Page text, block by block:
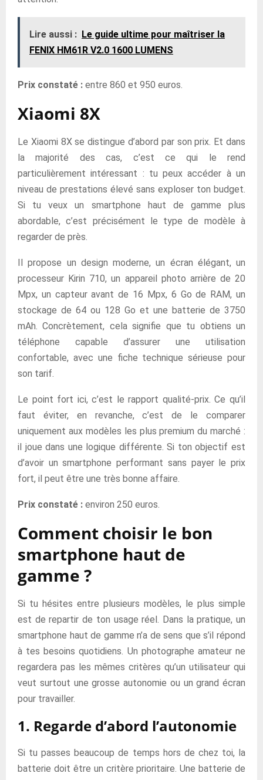
Lire aussi : Le guide ultime pour maîtriser la
FENIX HM61R V2.0 1600 LUMENS
Prix constaté : entre 860 et 950 euros.
Xiaomi 8X
Le Xiaomi 8X se distingue d’abord par son prix. Et dans
la majorité des cas, c’est ce qui le rend
particulièrement intéressant : tu peux accéder à un
niveau de prestations élevé sans exploser ton budget.
Si tu veux un smartphone haut de gamme plus
abordable, c’est précisément le type de modèle à
regarder de près.
Il propose un design moderne, un écran élégant, un
processeur Kirin 710, un appareil photo arrière de 20
Mpx, un capteur avant de 16 Mpx, 6 Go de RAM, un
stockage de 64 ou 128 Go et une batterie de 3750
mAh. Concrètement, cela signifie que tu obtiens un
téléphone capable d’assurer une utilisation
confortable, avec une fiche technique sérieuse pour
son tarif.
Le point fort ici, c’est le rapport qualité-prix. Ce qu’il
faut éviter, en revanche, c’est de le comparer
uniquement aux modèles les plus premium du marché :
il joue dans une logique différente. Si ton objectif est
d’avoir un smartphone performant sans payer le prix
fort, il peut être une très bonne affaire.
Prix constaté : environ 250 euros.
Comment choisir le bon
smartphone haut de
gamme ?
Si tu hésites entre plusieurs modèles, le plus simple
est de repartir de ton usage réel. Dans la pratique, un
smartphone haut de gamme n’a de sens que s’il répond
à tes besoins quotidiens. Un photographe amateur ne
regardera pas les mêmes critères qu’un utilisateur qui
veut surtout une grosse autonomie ou un grand écran
pour travailler.
1. Regarde d’abord l’autonomie
Si tu passes beaucoup de temps hors de chez toi, la
batterie doit être un critère prioritaire. Une batterie de